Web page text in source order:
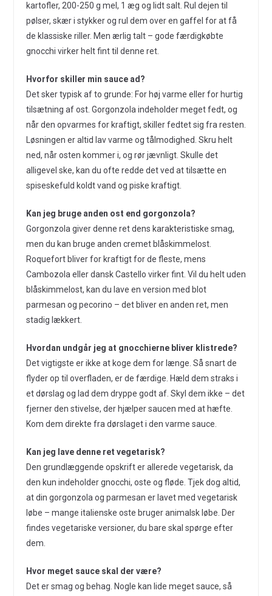
kartofler, 200-250 g mel, 1 æg og lidt salt. Rul dejen til
pølser, skær i stykker og rul dem over en gaffel for at få
de klassiske riller. Men ærlig talt – gode færdigkøbte
gnocchi virker helt fint til denne ret.
Hvorfor skiller min sauce ad?
Det sker typisk af to grunde: For høj varme eller for hurtig
tilsætning af ost. Gorgonzola indeholder meget fedt, og
når den opvarmes for kraftigt, skiller fedtet sig fra resten.
Løsningen er altid lav varme og tålmodighed. Skru helt
ned, når osten kommer i, og rør jævnligt. Skulle det
alligevel ske, kan du ofte redde det ved at tilsætte en
spiseskefuld koldt vand og piske kraftigt.
Kan jeg bruge anden ost end gorgonzola?
Gorgonzola giver denne ret dens karakteristiske smag,
men du kan bruge anden cremet blåskimmelost.
Roquefort bliver for kraftigt for de fleste, mens
Cambozola eller dansk Castello virker fint. Vil du helt uden
blåskimmelost, kan du lave en version med blot
parmesan og pecorino – det bliver en anden ret, men
stadig lækkert.
Hvordan undgår jeg at gnocchierne bliver klistrede?
Det vigtigste er ikke at koge dem for længe. Så snart de
flyder op til overfladen, er de færdige. Hæld dem straks i
et dørslag og lad dem dryppe godt af. Skyl dem ikke – det
fjerner den stivelse, der hjælper saucen med at hæfte.
Kom dem direkte fra dørslaget i den varme sauce.
Kan jeg lave denne ret vegetarisk?
Den grundlæggende opskrift er allerede vegetarisk, da
den kun indeholder gnocchi, oste og fløde. Tjek dog altid,
at din gorgonzola og parmesan er lavet med vegetarisk
løbe – mange italienske oste bruger animalsk løbe. Der
findes vegetariske versioner, du bare skal spørge efter
dem.
Hvor meget sauce skal der være?
Det er smag og behag. Nogle kan lide meget sauce, så